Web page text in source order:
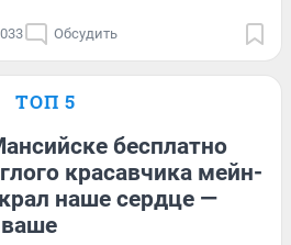
Обсудить
ТОП 5
бесплатно
красавчика мейн-
наше сердце —